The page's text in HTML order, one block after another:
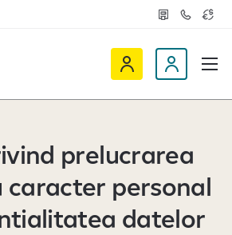
R
a
C
c
-
e
C
s
v
R
f
e
i
e
D
n
o
c
i
prelucrarea
caracter personal
datelor